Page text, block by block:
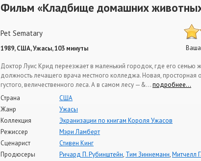
Фильм «Кладбище домашних
Pet Sematary
1989, США, Ужасы, 103 минуты
Доктор Луис Крид переезжает в маленький городок, где его
должность лечащего врача местного колледжа. Новая,
густого, величественного леса. А в самом лесу —&…подробнее…
Страна
США
Жанр
Ужасы
Коллекция
Экранизации по книгам Короля Ужасов
Режиссер
Мэри Ламберт
Сценарист
Стивен Кинг
Продюсеры
Ричард П. Рубинштейн, Тим Зиннеманн,Митчелл